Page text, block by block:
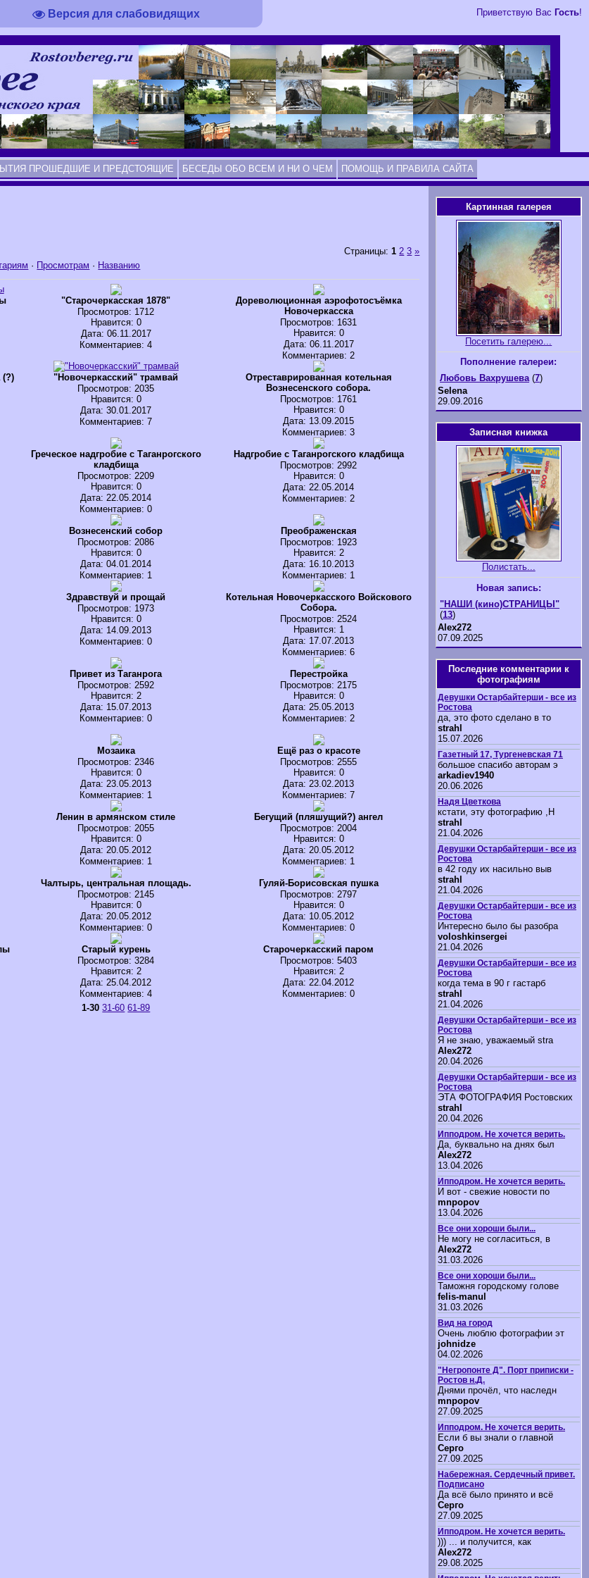
Версия для слабовидящих Приветствую Вас Гость!
ПРОШЕДШИЕ И ПРЕДСТОЯЩИЕ БЕСЕДЫ ОБО ВСЕМ И НИ О ЧЕМ ПОМОЩЬ И ПРАВИЛА САЙТА
Картинная галерея
Посетить галерею...
Пополнение галереи:
Любовь Вахрушева (7)
Selena
29.09.2016
Записная книжка
Полистать...
Новая запись:
"НАШИ (кино)СТРАНИЦЫ"
(13)
Alex272
07.09.2025
Последние комментарии к
фотографиям
Девушки Остарбайтерши - все из
Ростова
да, это фото сделано в то
strahl
15.07.2026
Газетный 17, Тургеневская 71
большое спасибо авторам э
arkadiev1940
20.06.2026
Надя Цветкова
кстати, эту фотографию ,Н
strahl
21.04.2026
Девушки Остарбайтерши - все из
Ростова
в 42 году их насильно выв
strahl
21.04.2026
Девушки Остарбайтерши - все из
Ростова
Интересно было бы разобра
voloshkinsergei
21.04.2026
Девушки Остарбайтерши - все из
Ростова
когда тема в 90 г гастарб
strahl
21.04.2026
Девушки Остарбайтерши - все из
Ростова
Я не знаю, уважаемый stra
Alex272
20.04.2026
Девушки Остарбайтерши - все из
Ростова
ЭТА ФОТОГРАФИЯ Ростовских
strahl
20.04.2026
Ипподром. Не хочется верить.
Да, буквально на днях был
Alex272
13.04.2026
Ипподром. Не хочется верить.
И вот - свежие новости по
mnpopov
13.04.2026
Все они хороши были...
Не могу не согласиться, в
Alex272
31.03.2026
Все они хороши были...
Таможня городскому голове
felis-manul
31.03.2026
Вид на город
Очень люблю фотографии эт
johnidze
04.02.2026
"Негропонте Д". Порт приписки -
Ростов н.Д.
Днями прочёл, что наследн
mnpopov
27.09.2025
Ипподром. Не хочется верить.
Если б вы знали о главной
Серго
27.09.2025
Набережная. Сердечный привет.
Подписано
Да всё было принято и всё
Серго
27.09.2025
Ипподром. Не хочется верить.
))) ... и получится, как
Alex272
29.08.2025
Страницы:1 2 3 »
· Просмотрам · Названию
"Старочеркасская 1878"
Просмотров: 1712
Нравится: 0
Дата: 06.11.2017
Комментариев: 4
Дореволюционная аэрофотосъёмка
Новочеркасска
Просмотров: 1631
Нравится: 0
Дата: 06.11.2017
Комментариев: 2
(?)
"Новочеркасский" трамвай
Просмотров: 2035
Нравится: 0
Дата: 30.01.2017
Комментариев: 7
Отреставрированная котельная
Вознесенского собора.
Просмотров: 1761
Нравится: 0
Дата: 13.09.2015
Комментариев: 3
Греческое надгробие с Таганрогского
кладбища
Просмотров: 2209
Нравится: 0
Дата: 22.05.2014
Комментариев: 0
Надгробие с Таганрогского кладбища
Просмотров: 2992
Нравится: 0
Дата: 22.05.2014
Комментариев: 2
Вознесенский собор
Просмотров: 2086
Нравится: 0
Дата: 04.01.2014
Комментариев: 1
Преображенская
Просмотров: 1923
Нравится: 2
Дата: 16.10.2013
Комментариев: 1
Здравствуй и прощай
Просмотров: 1973
Нравится: 0
Дата: 14.09.2013
Комментариев: 0
Котельная Новочеркасского Войскового
Собора.
Просмотров: 2524
Нравится: 1
Дата: 17.07.2013
Комментариев: 6
Привет из Таганрога
Просмотров: 2592
Нравится: 2
Дата: 15.07.2013
Комментариев: 0
Перестройка
Просмотров: 2175
Нравится: 0
Дата: 25.05.2013
Комментариев: 2
Мозаика
Просмотров: 2346
Нравится: 0
Дата: 23.05.2013
Комментариев: 1
Ещё раз о красоте
Просмотров: 2555
Нравится: 0
Дата: 23.02.2013
Комментариев: 7
Ленин в армянском стиле
Просмотров: 2055
Нравится: 0
Дата: 20.05.2012
Комментариев: 1
Бегущий (пляшущий?) ангел
Просмотров: 2004
Нравится: 0
Дата: 20.05.2012
Комментариев: 1
Чалтырь, центральная площадь.
Просмотров: 2145
Нравится: 0
Дата: 20.05.2012
Комментариев: 0
Гуляй-Борисовская пушка
Просмотров: 2797
Нравится: 0
Дата: 10.05.2012
Комментариев: 0
Старый курень
Просмотров: 3284
Нравится: 2
Дата: 25.04.2012
Комментариев: 4
Старочеркасский паром
Просмотров: 5403
Нравится: 2
Дата: 22.04.2012
Комментариев: 0
1-30 31-60 61-89